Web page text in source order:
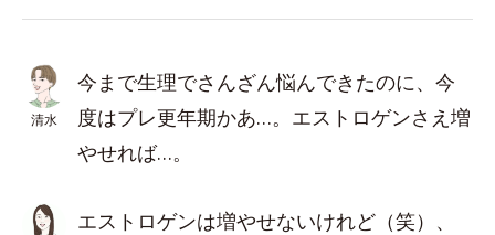
清水
今まで生理でさんざん悩んできたのに、今
度はプレ更年期かあ…。エストロゲンさえ増
やせれば…。
エストロゲンは増やせないけれど（笑）、